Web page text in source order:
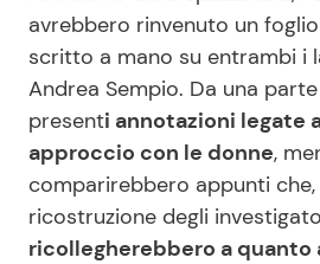
avrebbero rinvenuto un
scritto a mano su entrambi i
Andrea Sempio. Da una
presenti annotazioni legate
approccio con le donne,
comparirebbero appunti
ricostruzione degli
ricollegherebbero a quanto